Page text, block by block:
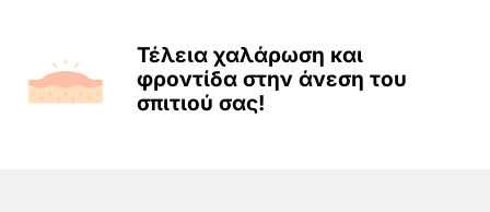
Τέλεια χαλάρωση και
φροντίδα στην άνεση του
σπιτιού σας!